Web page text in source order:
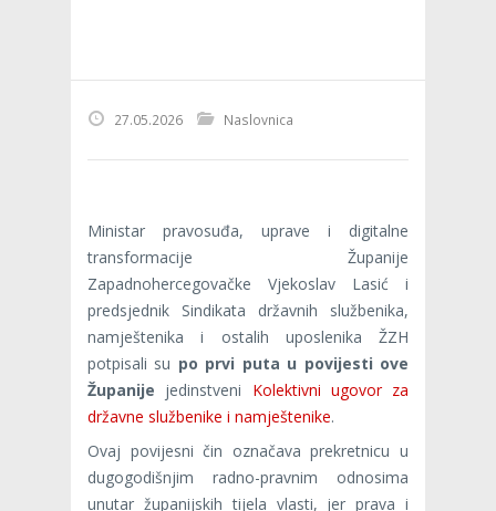
27.05.2026 Naslovnica
Ministar pravosuđa, uprave i digitalne
transformacije Županije
Zapadnohercegovačke Vjekoslav Lasić i
predsjednik Sindikata državnih službenika,
namještenika i ostalih uposlenika ŽZH
potpisali su po prvi puta u povijesti ove
Županije jedinstveni Kolektivni ugovor za
državne službenike i namještenike.
Ovaj povijesni čin označava prekretnicu u
dugogodišnjim radno-pravnim odnosima
unutar županijskih tijela vlasti, jer prava i